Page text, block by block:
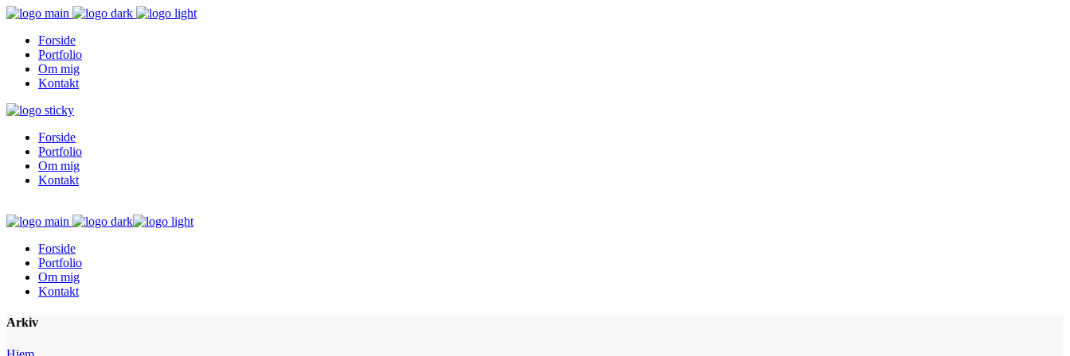
Forside
Portfolio
Om mig
Kontakt
Forside
Portfolio
Om mig
Kontakt
Forside
Portfolio
Om mig
Kontakt
Arkiv